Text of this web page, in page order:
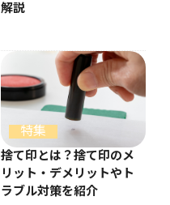
解説
特集
捨て印とは？捨て印のメ
リット・デメリットやト
ラブル対策を紹介